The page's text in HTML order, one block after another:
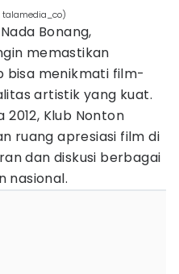
talamedia_co)
Bonang,
memastikan
bisa menikmati film-
artistik yang kuat.
Klub Nonton
ruang apresiasi film di
dan diskusi berbagai
nasional.